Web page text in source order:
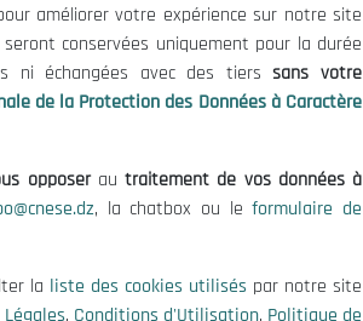
(+213) 021 98 01
améliorer votre expérience sur notre site
conservées uniquement pour la durée
ni échangées avec des tierssans votre
de la Protection des Données à Caractère
opposerautraitement de vos données à
, la chatbox ou leformulaire de
la liste des cookies utilisés par notre site
, Conditions d'Utilisation, Politique de